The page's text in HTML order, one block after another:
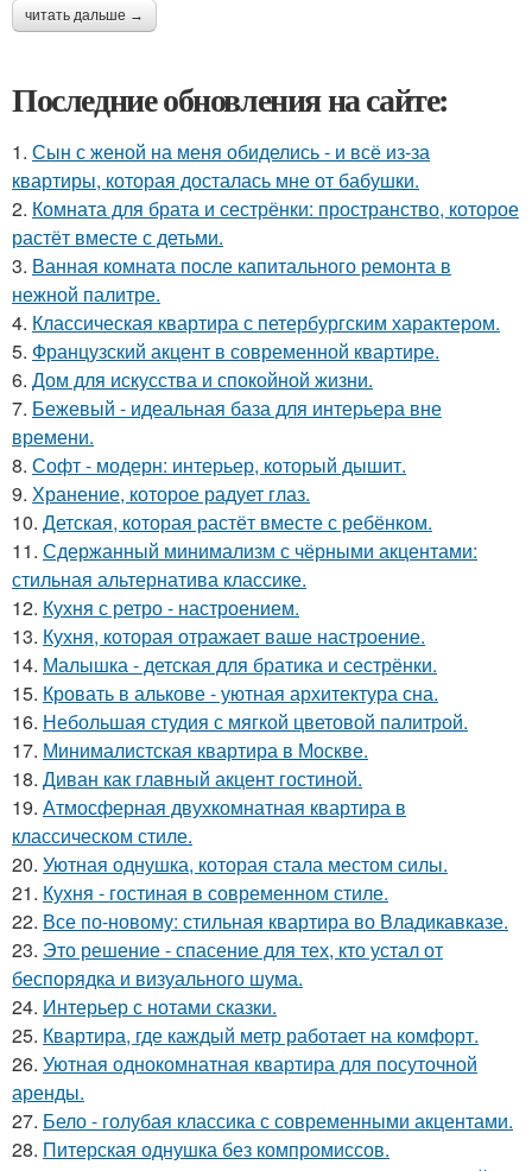
читать дальше →
Последние обновления на сайте:
1. Сын с женой на меня обиделись - и всё из-за
квартиры, которая досталась мне от бабушки.
2. Комната для брата и сестрёнки: пространство, которое
растёт вместе с детьми.
3. Ванная комната после капитального ремонта в
нежной палитре.
4. Классическая квартира с петербургским характером.
5. Французский акцент в современной квартире.
6. Дом для искусства и спокойной жизни.
7. Бежевый - идеальная база для интерьера вне
времени.
8. Софт - модерн: интерьер, который дышит.
9. Хранение, которое радует глаз.
10. Детская, которая растёт вместе с ребёнком.
11. Сдержанный минимализм с чёрными акцентами:
стильная альтернатива классике.
12. Кухня с ретро - настроением.
13. Кухня, которая отражает ваше настроение.
14. Малышка - детская для братика и сестрёнки.
15. Кровать в алькове - уютная архитектура сна.
16. Небольшая студия с мягкой цветовой палитрой.
17. Минималистская квартира в Москве.
18. Диван как главный акцент гостиной.
19. Атмосферная двухкомнатная квартира в
классическом стиле.
20. Уютная однушка, которая стала местом силы.
21. Кухня - гостиная в современном стиле.
22. Все по-новому: стильная квартира во Владикавказе.
23. Это решение - спасение для тех, кто устал от
беспорядка и визуального шума.
24. Интерьер с нотами сказки.
25. Квартира, где каждый метр работает на комфорт.
26. Уютная однокомнатная квартира для посуточной
аренды.
27. Бело - голубая классика с современными акцентами.
28. Питерская однушка без компромиссов.